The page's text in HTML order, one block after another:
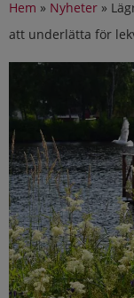
Hem » Nyheter »
att underlätta för